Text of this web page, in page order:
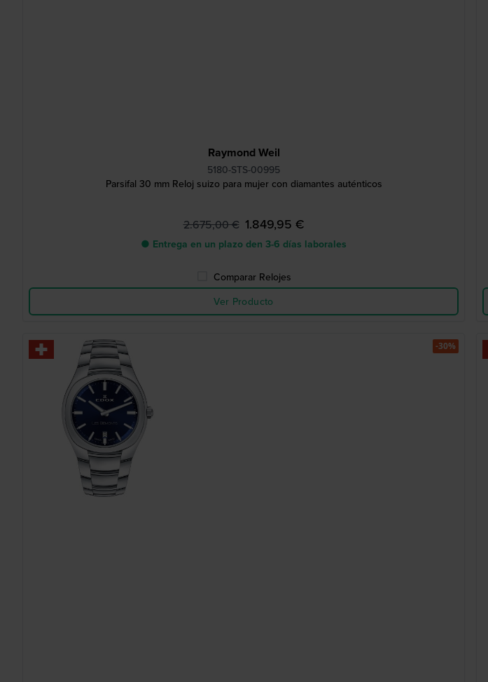
Raymond Weil
5180-STS-00995
Parsifal 30 mm Reloj suizo para mujer con diamantes auténticos
2.675,00 € 1.849,95 €
● Entrega en un plazo den 3-6 días laborales
Comparar Relojes
Ver Producto
-30%